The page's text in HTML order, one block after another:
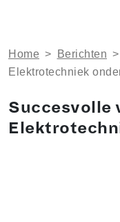
Home > Berichten >
Elektrotechniek
Succesvolle